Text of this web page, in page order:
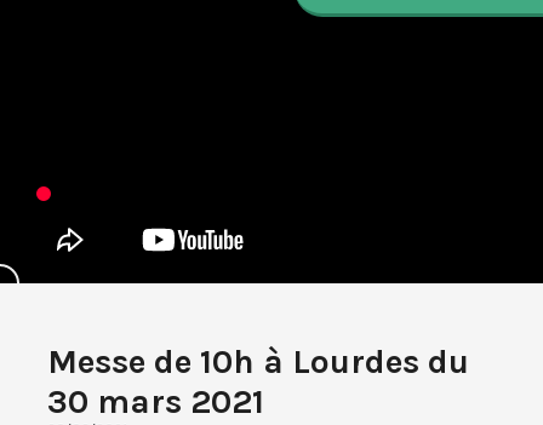
Messe de 10h à Lourdes du
30 mars 2021